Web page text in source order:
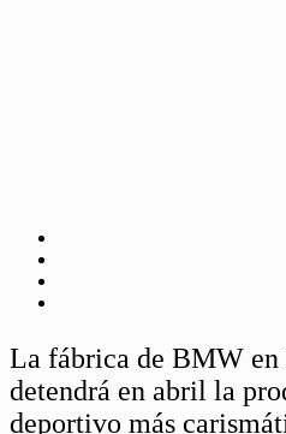
La fábrica de BMW
detendrá en abril la
deportivo más